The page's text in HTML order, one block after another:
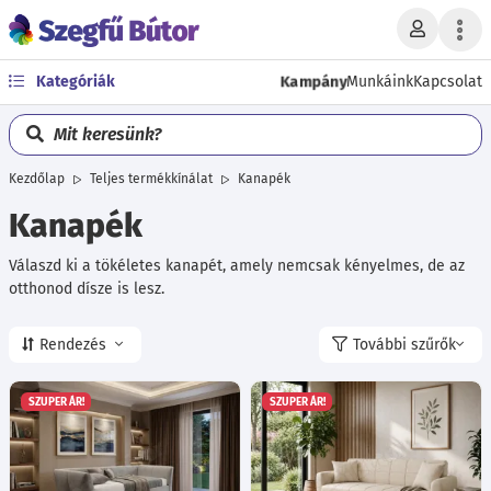
Kategóriák KampányMunkáinkKapcsolat
Mit keresünk?
Kezdőlap Teljes termékkínálat Kanapék
Kanapék
Válaszd ki a tökéletes kanapét, amely nemcsak kényelmes, de az
otthonod dísze is lesz.
Rendezés További szűrők
SZUPER ÁR! SZUPER ÁR!